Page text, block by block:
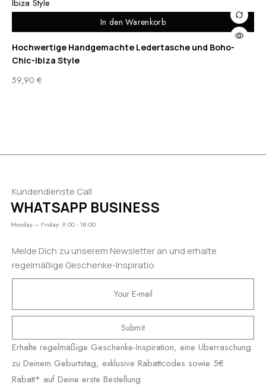
In den Warenkorb
Hochwertige Handgemachte Ledertasche und Boho-
Chic-Ibiza Style
59,90 €
Kundendienste Call
WHATSAPP BUSINESS
Monday – Friday: 9:00 - 18:00
Melde Dich zu unserem Newsletter an und erhalte
regelmäßige Geschenke-Inspiratio
Submit
Erhalte regelmäßige Geschenke-Inspiration, eine Überraschung
zu Deinem Geburtstag, exklusive Rabattcodes sowie 5€
Rabatt* auf Deine erste Bestellung